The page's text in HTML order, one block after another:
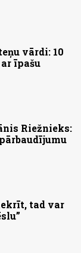
vārdi: 10
īpašu
Riežnieks:
tad var